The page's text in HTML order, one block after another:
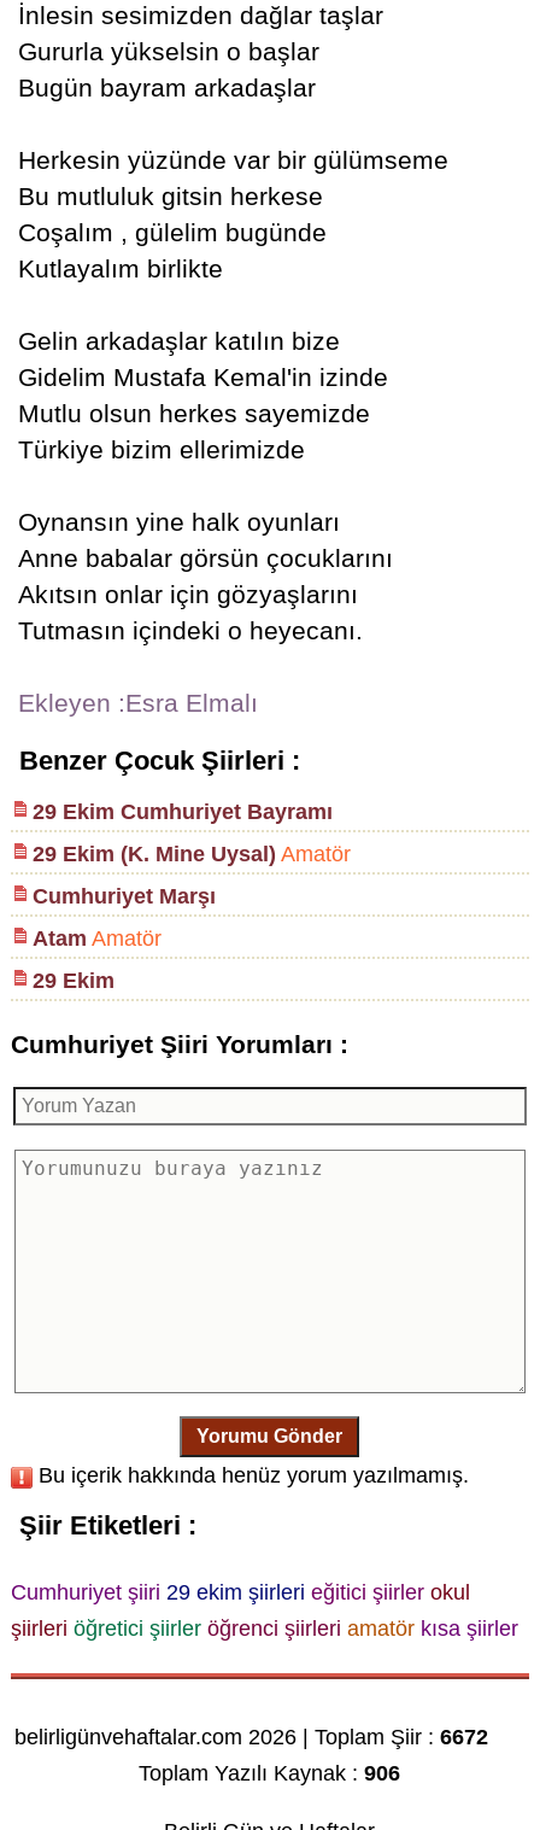
İnlesin sesimizden dağlar taşlar
Gururla yükselsin o başlar
Bugün bayram arkadaşlar
Herkesin yüzünde var bir gülümseme
Bu mutluluk gitsin herkese
Coşalım , gülelim bugünde
Kutlayalım birlikte
Gelin arkadaşlar katılın bize
Gidelim Mustafa Kemal'in izinde
Mutlu olsun herkes sayemizde
Türkiye bizim ellerimizde
Oynansın yine halk oyunları
Anne babalar görsün çocuklarını
Akıtsın onlar için gözyaşlarını
Tutmasın içindeki o heyecanı.
Ekleyen :Esra Elmalı
Benzer Çocuk Şiirleri :
29 Ekim Cumhuriyet Bayramı
29 Ekim (K. Mine Uysal) Amatör
Cumhuriyet Marşı
Atam Amatör
29 Ekim
Cumhuriyet Şiiri Yorumları :
Yorumu Gönder
Bu içerik hakkında henüz yorum yazılmamış.
Şiir Etiketleri :
Cumhuriyet şiiri 29 ekim şiirleri eğitici şiirler okul
şiirleri öğretici şiirler öğrenci şiirleri amatör kısa şiirler
belirligünvehaftalar.com 2026 | Toplam Şiir :6672
Toplam Yazılı Kaynak :906